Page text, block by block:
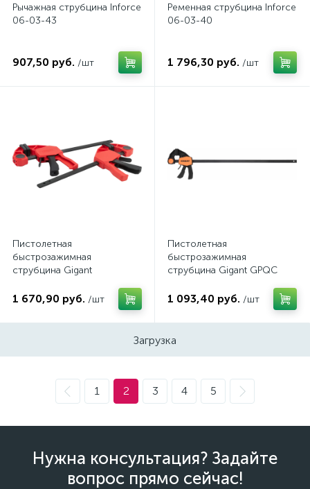
Рычажная струбцина Inforce
06-03-43
907,50 руб. /шт
Ременная струбцина Inforce
06-03-40
1 796,30 руб. /шт
Пистолетная
быстрозажимная
струбцина Gigant
1 670,90 руб. /шт
Пистолетная
быстрозажимная
струбцина Gigant GPQC
1 093,40 руб. /шт
Загрузка
1 2 3 4 5
Нужна консультация? Задайте
вопрос прямо сейчас!